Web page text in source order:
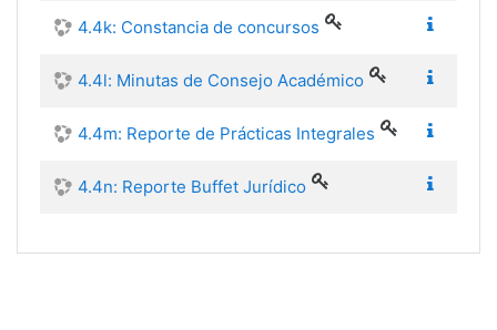
4.4k: Constancia de concursos
4.4l: Minutas de Consejo Académico
4.4m: Reporte de Prácticas Integrales
4.4n: Reporte Buffet Jurídico